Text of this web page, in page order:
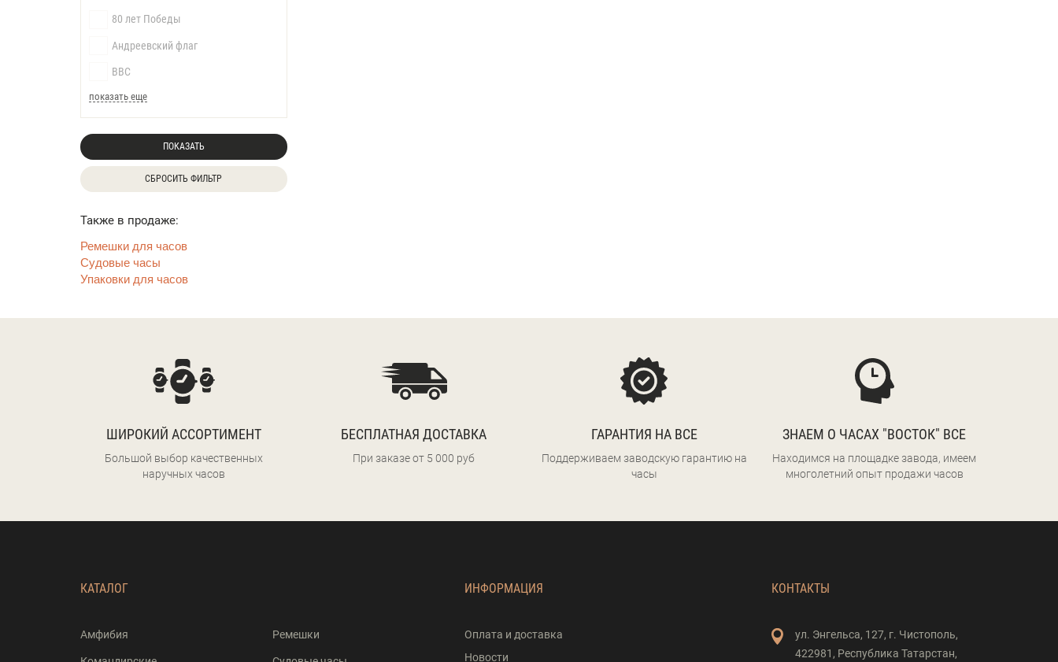
80 лет Победы
Андреевский флаг
ВВС
показать еще
ПОКАЗАТЬ
СБРОСИТЬ ФИЛЬТР
Также в продаже:
Ремешки для часов
Судовые часы
Упаковки для часов
ШИРОКИЙ АССОРТИМЕНТ
Большой выбор качественных
наручных часов
БЕСПЛАТНАЯ ДОСТАВКА
При заказе от 5 000 руб
ГАРАНТИЯ НА ВСЕ
Поддерживаем заводскую гарантию на
часы
ЗНАЕМ О ЧАСАХ "ВОСТОК" ВСЕ
Находимся на площадке завода, имеем
многолетний опыт продажи часов
КАТАЛОГ
Амфибия Ремешки
ИНФОРМАЦИЯ
Оплата и доставка
Новости
КОНТАКТЫ
ул. Энгельса, 127, г. Чистополь,
422981, Республика Татарстан,